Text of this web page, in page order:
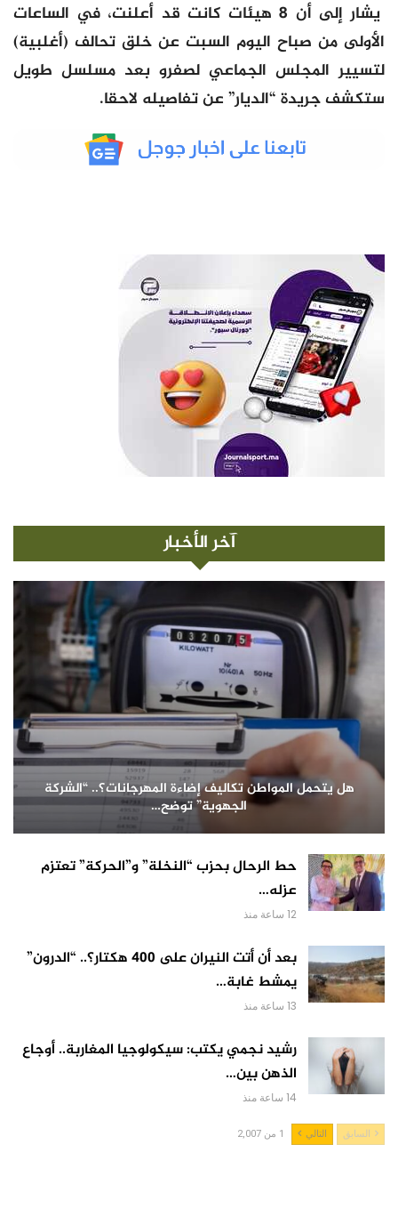
يشار إلى أن 8 هيئات كانت قد أعلنت، في الساعات
الأولى من صباح اليوم السبت عن خلق تحالف (أغلبية)
لتسيير المجلس الجماعي لصفرو بعد مسلسل طويل
ستكشف جريدة “الديار” عن تفاصيله لاحقا.
آخر الأخبار
هل يتحمل المواطن تكاليف إضاءة المهرجانات؟.. “الشركة
الجهوية” توضح…
حط الرحال بحزب “النخلة” و”الحركة” تعتزم
عزله…
12 ساعة منذ
بعد أن أتت النيران على 400 هكتار؟.. “الدرون”
يمشط غابة…
13 ساعة منذ
رشيد نجمي يكتب: سيكولوجيا المغاربة.. أوجاع
الذهن بين…
14 ساعة منذ
السابق التالي 1 من 2,007